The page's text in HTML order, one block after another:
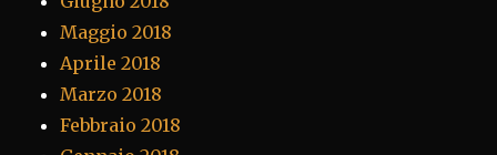
Maggio 2018
Aprile 2018
Marzo 2018
Febbraio 2018